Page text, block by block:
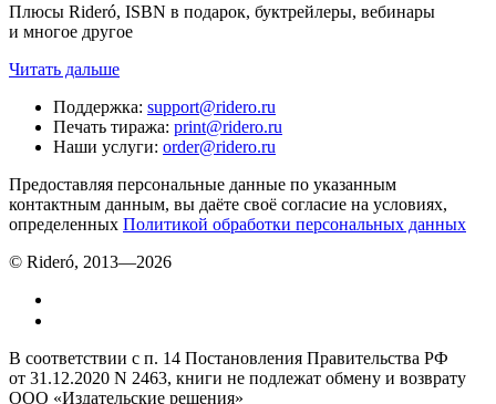
Плюсы Rideró, ISBN в подарок, буктрейлеры, вебинары
и многое другое
Читать дальше
Поддержка: support@ridero.ru
Печать тиража: print@ridero.ru
Наши услуги: order@ridero.ru
Предоставляя персональные данные по указанным
контактным данным, вы даёте своё согласие на условиях,
определенных Политикой обработки персональных данных
© Rideró, 2013—2026
В соответствии с п. 14 Постановления Правительства РФ
от 31.12.2020 N 2463, книги не подлежат обмену и возврату
ООО «Издательские решения»